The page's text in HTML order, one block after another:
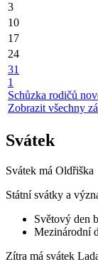
3
10
17
24
31
1
Schůzka rodičů
Zobrazit všechny
Svátek
Svátek má Oldřiška
Státní svátky a
Světový den
Mezinárodní
Zítra má svátek